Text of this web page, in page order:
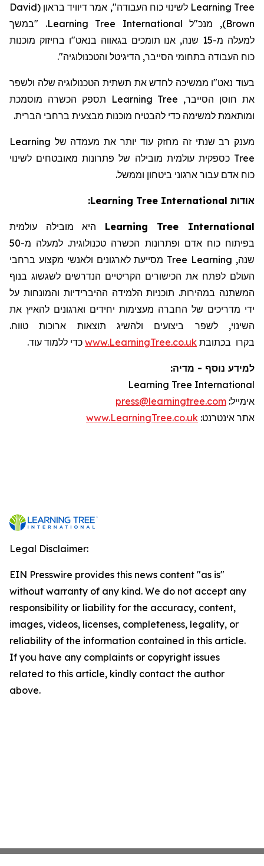
Learning Tree לשינוי כוח העבודה", אמר דיוויד בראון (David
Brown), מנכ"ל Learning Tree International. "במשך
למעלה מ-15 שנה, אנו תומכים בגאווה בנאט"ו בחיזוק מוכנות
כוח העבודה בתחומי הסייבר, הדיגיטל והטכנולוגיה".
בעוד נאט"ו ממשיכה לחדש את תשתית הטכנולוגיה שלה ולשפר
את חוסן הסייבר, Learning Tree תספק הכשרה מוסמכת
ומותאמת למשימה כדי להבטיח מוכנות מבצעית ברחבי הברית.
מענק רב שנתי זה מחזק עוד יותר את מעמדה של Learning
Tree כספקית עולמית מובילה של פתרונות מאובטחים לשינוי
כוח אדם עבור ארגוני ביטחון וממשל.
אודות Learning Tree International
:
Learning Tree International היא מובילה
עולמית
בפיתוח כוח אדם ופתרונות הכשרה טכנולוגית. למעלה מ-50
שנה,
Learning
Tree מסייעת לארגונים ולאנשי מקצוע ברחבי
העולם לפתח את הכישורים הקריטיים הנדרשים לשגשוג בנוף
המשתנה במהירות. תוכניות הלמידה ההיברידיות והמונחות על
ידי מדריכים של החברה מעצימות יחידים וארגונים להאיץ את
השינוי,לשפר ביצועים ולהשיג תוצאות ארוכות טווח.
בקרו בכתובת www.LearningTree.co.uk כדי ללמוד עוד.
למידע נוסף - מדיה:
Learning Tree International
אימייל:
press@learningtree.com
אתר אינטרנט:
www.LearningTree.co.uk
Legal Disclaimer:
EIN Presswire provides this news content "as is"
without warranty of any kind. We do not accept any
responsibility or liability for the accuracy, content,
images, videos, licenses, completeness, legality, or
reliability of the information contained in this article.
If you have any complaints or copyright issues
related to this article, kindly contact the author
above.